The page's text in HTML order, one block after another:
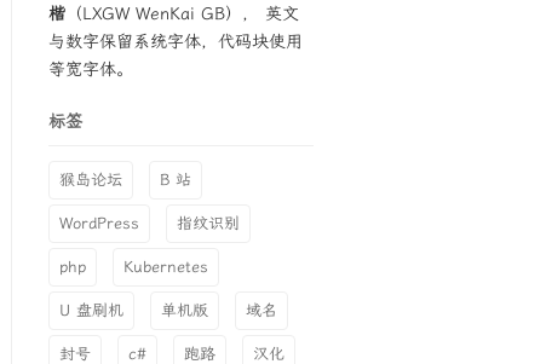
楷 （LXGW WenKai GB）， 英文
与数字保留系统字体，代码块使用
等宽字体。
标签
猴岛论坛 B 站
WordPress 指纹识别
php Kubernetes
U 盘刷机 单机版 域名
封号 c# 跑路 汉化